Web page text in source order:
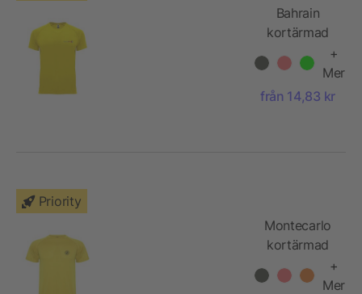
Bahrain
kortärmad
funktions T-
shirt för barn
+
Mer
från 14,83 kr
Priority
Montecarlo
kortärmad
sport-T-shirt
för barn
+
Mer